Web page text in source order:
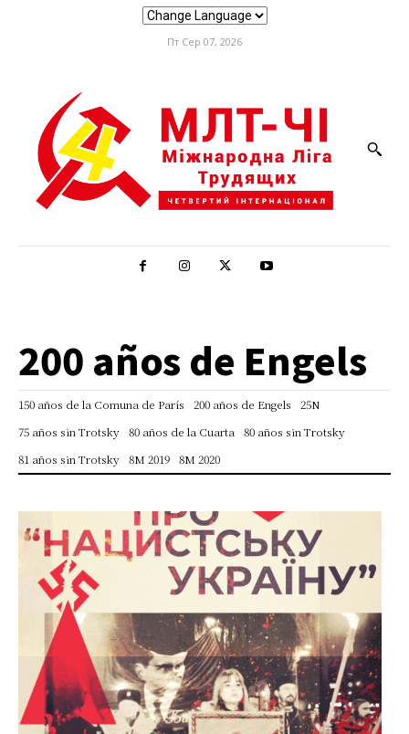
Пт Сер 07, 2026
200 años de Engels
150 años de la Comuna de París 200 años de Engels
25N
75 años sin Trotsky 80 años de la Cuarta
80 años sin Trotsky
81 años sin Trotsky 8M 2019 8M 2020